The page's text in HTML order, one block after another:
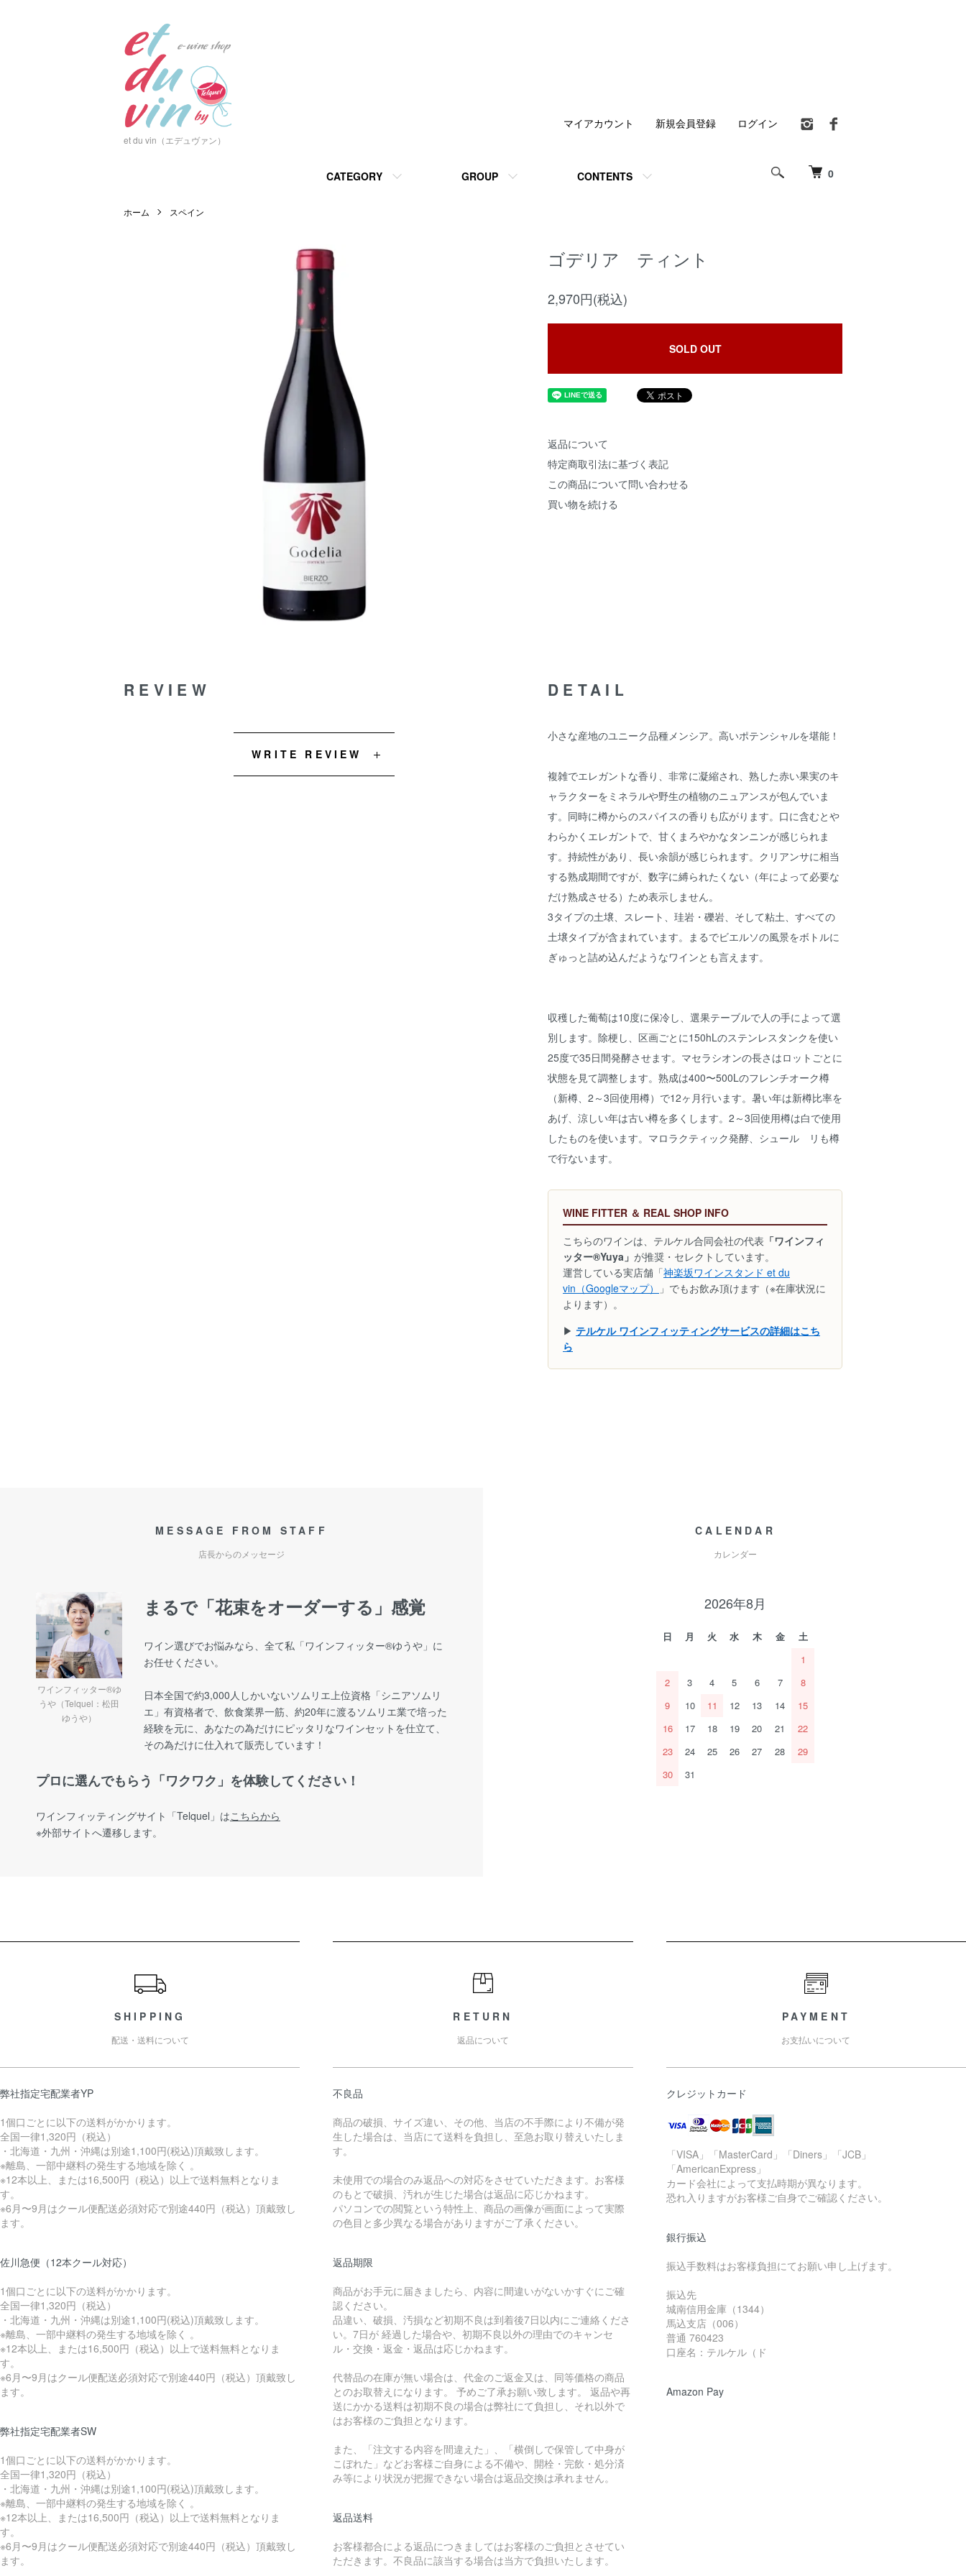
et du vin（エデュヴァン）
0
CATEGORY GROUP CONTENTS
マイアカウント 新規会員登録 ログイン
ホーム スペイン
ゴデリア ティント
2,970円(税込)
SOLD OUT
返品について
特定商取引法に基づく表記
この商品について問い合わせる
買い物を続ける
DETAIL
小さな産地のユニーク品種メンシア。高いポテンシャルを堪能！
複雑でエレガントな香り、非常に凝縮され、熟した赤い果実のキ
ャラクターをミネラルや野生の植物のニュアンスが包んでいま
す。同時に樽からのスパイスの香りも広がります。口に含むとや
わらかくエレガントで、甘くまろやかなタンニンが感じられま
す。持続性があり、長い余韻が感じられます。クリアンサに相当
する熟成期間ですが、数字に縛られたくない（年によって必要な
だけ熟成させる）ため表示しません。
3タイプの土壌、スレート、珪岩・礫岩、そして粘土、すべての
土壌タイプが含まれています。まるでビエルソの風景をボトルに
ぎゅっと詰め込んだようなワインとも言えます。
収穫した葡萄は10度に保冷し、選果テーブルで人の手によって選
別します。除梗し、区画ごとに150hLのステンレスタンクを使い
25度で35日間発酵させます。マセラシオンの長さはロットごとに
状態を見て調整します。熟成は400〜500Lのフレンチオーク樽
（新樽、2～3回使用樽）で12ヶ月行います。暑い年は新樽比率を
あげ、涼しい年は古い樽を多くします。2～3回使用樽は白で使用
したものを使います。マロラクティック発酵、シュール リも樽
で行ないます。
WINE FITTER ＆ REAL SHOP INFO
こちらのワインは、テルケル合同会社の代表 「ワインフィ
ッター®Yuya」 が推奨・セレクトしています。
運営している実店舗「神楽坂ワインスタンド et du
vin（Googleマップ）
」でもお飲み頂けます（※在庫状況に
よります）。
▶ テルケル ワインフィッティングサービスの詳細はこち
ら
REVIEW
WRITE REVIEW
MESSAGE FROM STAFF
店長からのメッセージ
ワインフィッター®ゆ
うや（Telquel：松田
ゆうや）
まるで「花束をオーダーする」感覚
ワイン選びでお悩みなら、全て私「ワインフィッター®︎ゆうや」に
お任せください。
日本全国で約3,000人しかいないソムリエ上位資格「シニアソムリ
エ」有資格者で、飲食業界一筋、約20年に渡るソムリエ業で培った
経験を元に、あなたの為だけにピッタリなワインセットを仕立て、
その為だけに仕入れて販売しています！
プロに選んでもらう「ワクワク」を体験してください！
ワインフィッティングサイト 「Telquel」はこちらから
※外部サイトへ遷移します。
CALENDAR
カレンダー
2026年8月
日 月 火 水 木 金
土
1
2
3 4 5 6 7
8
9
10 11 12 13 14
15
16
17 18 19 20 21
22
23
24 25 26 27 28
29
30
31
SHIPPING
配送・送料について
弊社指定宅配業者YP
1個口ごとに以下の送料がかかります。
全国一律1,320円（税込）
・北海道・九州・沖縄は別途1,100円(税込)頂戴致します。
※離島、一部中継料の発生する地域を除く 。
※12本以上、または16,500円（税込）以上で送料無料となりま
す。
※6月〜9月はクール便配送必須対応で別途440円（税込）頂戴致し
ます。
佐川急便（12本クール対応）
1個口ごとに以下の送料がかかります。
全国一律1,320円（税込）
・北海道・九州・沖縄は別途1,100円(税込)頂戴致します。
※離島、一部中継料の発生する地域を除く 。
※12本以上、または16,500円（税込）以上で送料無料となりま
す。
※6月〜9月はクール便配送必須対応で別途440円（税込）頂戴致し
ます。
弊社指定宅配業者SW
1個口ごとに以下の送料がかかります。
全国一律1,320円（税込）
・北海道・九州・沖縄は別途1,100円(税込)頂戴致します。
※離島、一部中継料の発生する地域を除く 。
※12本以上、または16,500円（税込）以上で送料無料となりま
す。
※6月〜9月はクール便配送必須対応で別途440円（税込）頂戴致し
ます。
RETURN
返品について
不良品
商品の破損、サイズ違い、その他、当店の不手際により不備が発
生した場合は、当店にて送料を負担し、至急お取り替えいたしま
す。
未使用での場合のみ返品への対応をさせていただきます。お客様
のもとで破損、汚れが生じた場合は返品に応じかねます。
パソコンでの閲覧という特性上、商品の画像が画面によって実際
の色目と多少異なる場合がありますがご了承ください。
返品期限
商品がお手元に届きましたら、内容に間違いがないかすぐにご確
認ください。
品違い、破損、汚損など初期不良は到着後7日以内にご連絡くださ
い。7日が 経過した場合や、初期不良以外の理由でのキャンセ
ル・交換・返金・返品は応じかねます。
代替品の在庫が無い場合は、代金のご返金又は、同等価格の商品
とのお取替えになります。 予めご了承お願い致します。 返品や再
送にかかる送料は初期不良の場合は弊社にて負担し、それ以外で
はお客様のご負担となります。
また、「注文する内容を間違えた」、「横倒しで保管して中身が
こぼれた」などお客様ご自身による不備や、開栓・完飲・処分済
み等により状況が把握できない場合は返品交換は承れません。
返品送料
お客様都合による返品につきましてはお客様のご負担とさせてい
ただきます。不良品に該当する場合は当方で負担いたします。
PAYMENT
お支払いについて
クレジットカード
「VISA」「MasterCard」「Diners」「JCB」
「AmericanExpress」
カード会社によって支払時期が異なります。
恐れ入りますがお客様ご自身でご確認ください。
銀行振込
振込手数料はお客様負担にてお願い申し上げます。
振込先
城南信用金庫（1344）
馬込支店（006）
普通 760423
口座名：テルケル（ド
Amazon Pay